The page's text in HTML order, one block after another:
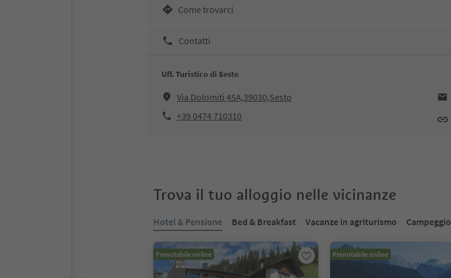
Come trovarci
Contatti
Uff. Turistico di Sesto
Via Dolomiti 45A,39030,Sesto
+39 0474 710310
Trova il tuo alloggio nelle vicinanze
Hotel & Pensione Bed & Breakfast Vacanze in agriturismo Campeggio
Prenotabile online Prenotabile online